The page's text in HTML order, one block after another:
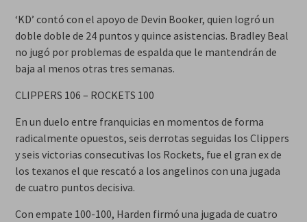
‘KD’ contó con el apoyo de Devin Booker, quien logró un
doble doble de 24 puntos y quince asistencias. Bradley Beal
no jugó por problemas de espalda que le mantendrán de
baja al menos otras tres semanas.
CLIPPERS 106 – ROCKETS 100
En un duelo entre franquicias en momentos de forma
radicalmente opuestos, seis derrotas seguidas los Clippers
y seis victorias consecutivas los Rockets, fue el gran ex de
los texanos el que rescató a los angelinos con una jugada
de cuatro puntos decisiva.
Con empate 100-100, Harden firmó una jugada de cuatro